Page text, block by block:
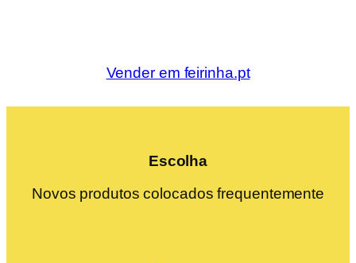
Vender em feirinha.pt
Escolha
Novos produtos colocados frequentemente